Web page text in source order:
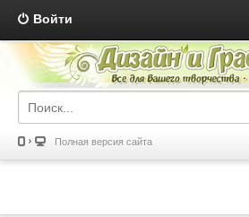
Войти
Полная версия сайта